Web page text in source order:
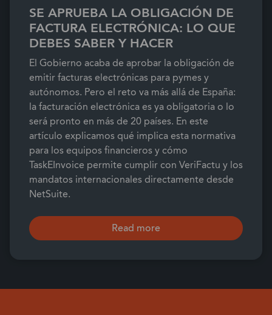
SE APRUEBA LA OBLIGACIÓN DE
FACTURA ELECTRÓNICA: LO QUE
DEBES SABER Y HACER
El Gobierno acaba de aprobar la obligación de
emitir facturas electrónicas para pymes y
autónomos. Pero el reto va más allá de España:
la facturación electrónica es ya obligatoria o lo
será pronto en más de 20 países. En este
artículo explicamos qué implica esta normativa
para los equipos financieros y cómo
TaskEInvoice permite cumplir con VeriFactu y los
mandatos internacionales directamente desde
NetSuite.
Read more